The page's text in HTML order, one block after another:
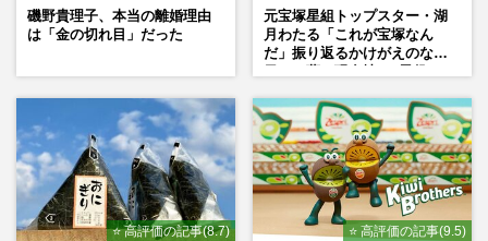
磯野貴理子、本当の離婚理由
は「金の切れ目」だった
元宝塚星組トップスター・湖
月わたる「これが宝塚なん
だ」振り返るかけがえのない
⭐ 高評価の記事(8.7) ⭐ 高評価の記事(9.5)